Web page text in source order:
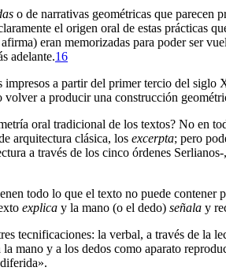
o de narrativas geométricas que parecen
el origen oral de estas prácticas
eran memorizadas para poder ser
adelante.16
a partir del primer tercio del siglo
a producir una construcción
oral tradicional de los textos? No en
arquitectura clásica, los excerpta; pero
a través de los cinco órdenes
todo lo que el texto no puede
explica y la mano (o el dedo) señala y
tecnificaciones: la verbal, a través de la
mano y a los dedos como aparato